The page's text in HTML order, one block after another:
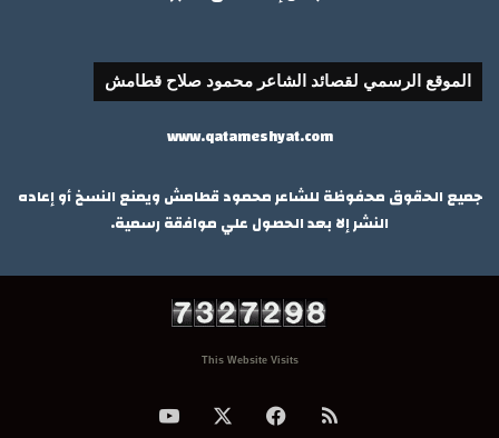
الموقع الرسمي لقصائد الشاعر محمود صلاح قطامش
www.qatameshyat.com
جميع الحقوق محفوظة للشاعر محمود قطامش ويمنع النسخ أو إعاده
النشر إلا بعد الحصول علي موافقة رسمية.
This Website Visits
ملخصفيسبوك ‫YouTube